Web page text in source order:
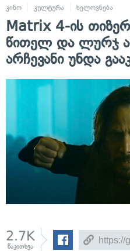
კინო
კულტურა ხელოვნება
Matrix 4-ის
წითელ და ლურჯ
არჩევანი უნდა
2.7K
წაკითხვა